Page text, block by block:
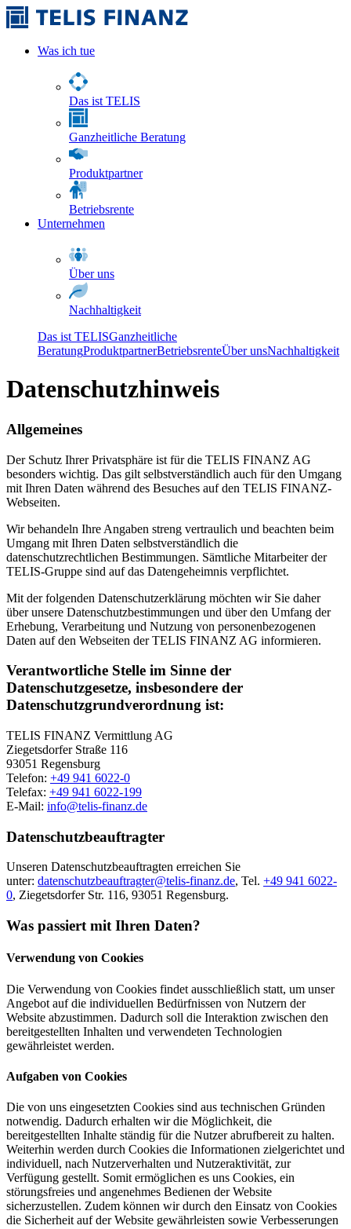
Was ich tue
Das ist TELIS
Ganzheitliche Beratung
Produktpartner
Betriebsrente
Unternehmen
Über uns
Nachhaltigkeit
Das ist TELISGanzheitliche
BeratungProduktpartnerBetriebsrenteÜber unsNachhaltigkeit
Datenschutzhinweis
Allgemeines
Der Schutz Ihrer Privatsphäre ist für die TELIS FINANZ AG
besonders wichtig. Das gilt selbstverständlich auch für den Umgang
mit Ihren Daten während des Besuches auf den TELIS FINANZ-
Webseiten.
Wir behandeln Ihre Angaben streng vertraulich und beachten beim
Umgang mit Ihren Daten selbstverständlich die
datenschutzrechtlichen Bestimmungen. Sämtliche Mitarbeiter der
TELIS-Gruppe sind auf das Datengeheimnis verpflichtet.
Mit der folgenden Datenschutzerklärung möchten wir Sie daher
über unsere Datenschutzbestimmungen und über den Umfang der
Erhebung, Verarbeitung und Nutzung von personenbezogenen
Daten auf den Webseiten der TELIS FINANZ AG informieren.
Verantwortliche Stelle im Sinne der
Datenschutzgesetze, insbesondere der
Datenschutzgrundverordnung ist:
TELIS FINANZ Vermittlung AG
Ziegetsdorfer Straße 116
93051 Regensburg
Telefon: +49 941 6022-0
Telefax: +49 941 6022-199
E-Mail: info@telis-finanz.de
Datenschutzbeauftragter
Unseren Datenschutzbeauftragten erreichen Sie
unter: datenschutzbeauftragter@telis-finanz.de, Tel. +49 941 6022-
0, Ziegetsdorfer Str. 116, 93051 Regensburg.
Was passiert mit Ihren Daten?
Verwendung von Cookies
Die Verwendung von Cookies findet ausschließlich statt, um unser
Angebot auf die individuellen Bedürfnissen von Nutzern der
Website abzustimmen. Dadurch soll die Interaktion zwischen den
bereitgestellten Inhalten und verwendeten Technologien
gewährleistet werden.
Aufgaben von Cookies
Die von uns eingesetzten Cookies sind aus technischen Gründen
notwendig. Dadurch erhalten wir die Möglichkeit, die
bereitgestellten Inhalte ständig für die Nutzer abrufbereit zu halten.
Weiterhin werden durch Cookies die Informationen zielgerichtet und
individuell, nach Nutzerverhalten und Nutzeraktivität, zur
Verfügung gestellt. Somit ermöglichen es uns Cookies, ein
störungsfreies und angenehmes Bedienen der Website
sicherzustellen. Zudem können wir durch den Einsatz von Cookies
die Sicherheit auf der Website gewährleisten sowie Verbesserungen